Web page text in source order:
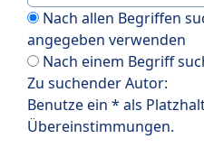
Nach allen Begriffen
angegeben verwenden
Nach einem Begriff
Zu suchender Autor:
Benutze ein * als
Übereinstimmungen.